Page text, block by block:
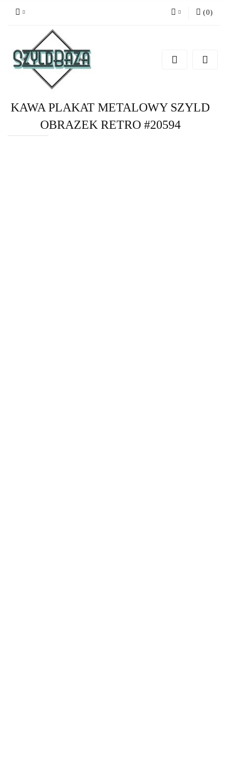
Zarejestruj się
(0)
KAWA PLAKAT METALOWY SZYLD
OBRAZEK RETRO #20594